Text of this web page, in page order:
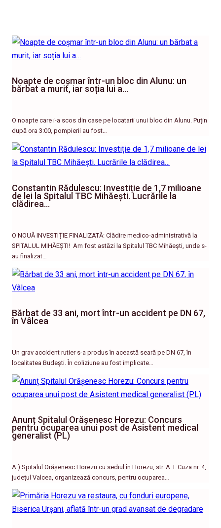
Noapte de coșmar într-un bloc din Alunu: un
bărbat a murit, iar soția lui a…
O noapte care i-a scos din case pe locatarii unui bloc din Alunu. Puțin
după ora 3:00, pompierii au fost…
Constantin Rădulescu: Investiție de 1,7 milioane
de lei la Spitalul TBC Mihăești. Lucrările la
clădirea…
O NOUĂ INVESTIȚIE FINALIZATĂ: Clădire medico-administrativă la
SPITALUL MIHĂEȘTI! ​ Am fost astăzi la Spitalul TBC Mihăești, unde s-
au finalizat…
Bărbat de 33 ani, mort într-un accident pe DN 67,
în Vâlcea
Un grav accident rutier s-a produs în această seară pe DN 67, în
localitatea Budești. În coliziune au fost implicate…
Anunț Spitalul Orășenesc Horezu: Concurs
pentru ocuparea unui post de Asistent medical
generalist (PL)
A.) Spitalul Orășenesc Horezu cu sediul în Horezu, str. A. I. Cuza nr. 4,
județul Valcea, organizează concurs, pentru ocuparea…